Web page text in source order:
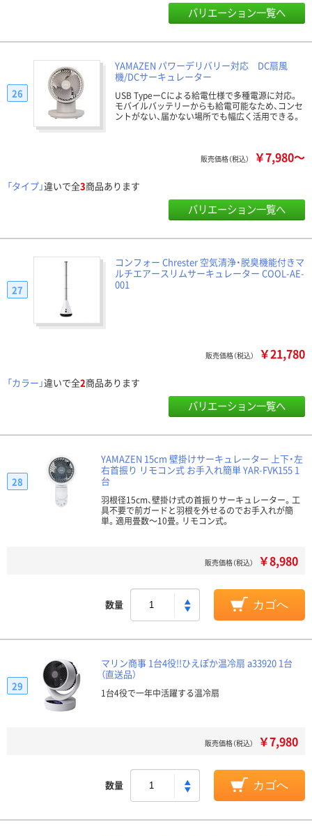
バリエーション一覧へ
YAMAZEN パワーデリバリー対応 DC扇風
機/DCサーキュレーター
USB TypeーCによる給電仕様で多種電源に対応。
モバイルバッテリーからも給電可能なため、コンセ
ントがない、届かない場所でも幅広く活用できる。
26
販売価格（税込） ￥7,980～
「タイプ」違いで全3商品あります
バリエーション一覧へ
コンフォー Chrester 空気清浄・脱臭機能付きマ
ルチエアースリムサーキュレーター COOL-AE-
001
27
販売価格（税込） ￥21,780
「カラー」違いで全2商品あります
バリエーション一覧へ
YAMAZEN 15cm 壁掛けサーキュレーター 上下・左
右首振り リモコン式 お手入れ簡単 YAR-FVK155 1
台
羽根径15cm、壁掛け式の首振りサーキュレーター。工
具不要で前ガードと羽根を外せるのでお手入れが簡
単。適用畳数～10畳。リモコン式。
28
販売価格（税込） ￥8,980
数量 カゴへ
マリン商事 1台4役!!ひえぽか温冷扇 a33920 1台
（直送品）
1台4役で一年中活躍する温冷扇
29
販売価格（税込） ￥7,980
数量 カゴへ